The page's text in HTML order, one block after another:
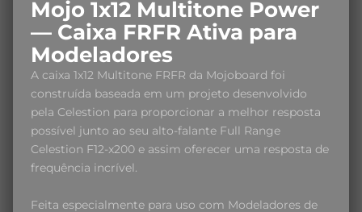
Mojo 1x12 Multitone Power
— Caixa FRFR Ativa para
Modeladores
A caixa 1x12 Multitone FRFR da Mojoboard foi
construída baseada em um projeto desenvolvido
pela Celestion para proporcionar a melhor resposta
possível junto ao seu alto-falante Full Range
Celestion F12-x200 e assim oferecer uma resposta de
frequência incrível.
Feita especialmente para uso com Modeladores de